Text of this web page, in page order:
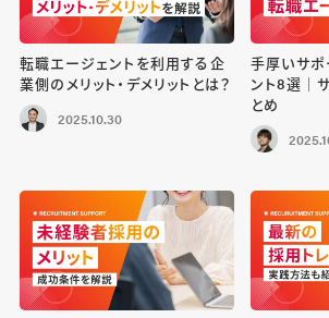
転職エージェントを利用する企
業側のメリット・デメリットとは？
2025.10.30
手厚いサポ
ント8選｜
とめ